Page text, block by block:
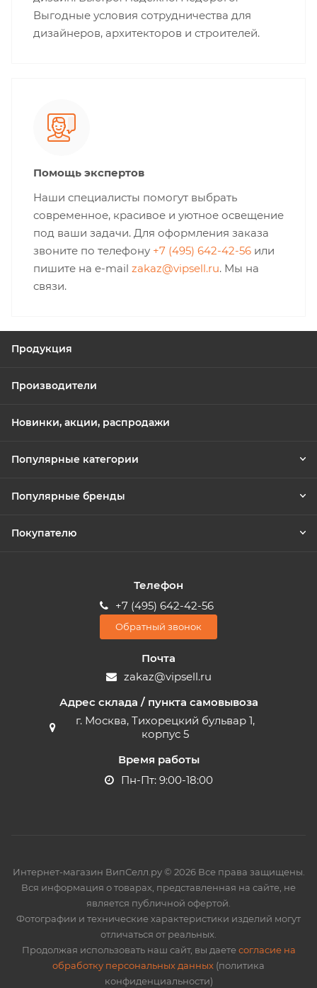
Выгодные условия сотрудничества для
дизайнеров, архитекторов и строителей.
Помощь экспертов
Наши специалисты помогут выбрать
современное, красивое и уютное освещение
под ваши задачи. Для оформления заказа
звоните по телефону +7 (495) 642-42-56 или
пишите на e-mail zakaz@vipsell.ru. Мы на
связи.
Продукция
Производители
Новинки, акции, распродажи
Популярные категории
Популярные бренды
Покупателю
Телефон
+7 (495) 642-42-56
Обратный звонок
Почта
zakaz@vipsell.ru
Адрес склада / пункта самовывоза
г. Москва, Тихорецкий бульвар 1,
корпус 5
Время работы
Пн-Пт: 9:00-18:00
Интернет-магазин ВипСелл.ру © 2026 Все права защищены.
Вся информация о товарах, представленная на сайте, не
является публичной офертой.
Фотографии и технические характеристики изделий могут
отличаться от реальных.
Продолжая использовать наш сайт, вы даетесогласие на
обработку персональных данных (политика
конфиденциальности)